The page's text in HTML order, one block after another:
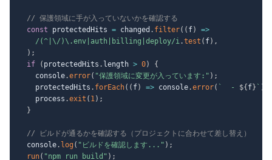
// 保護領域に手が入っていないかを確認する
const protectedHits = changed . filter( ( f)
=>
/ (^|\/)\.env|auth|billing|deploy/i.test ( f) ,
) ;
if
( protectedHits . length > 0)
{
    console
.error( "保護領域に変更が入っています:" ) ;
    protectedHits
. forEach( ( f) => console.error( `
  -
${ f} ` )
    process
.exit ( 1) ;
}
// ビルドが通るかを確認する（プロジェクトに合わせて差し替え）
  console
. log ( "ビルドを確認します..." ) ;
run( "npm run build" ) ;